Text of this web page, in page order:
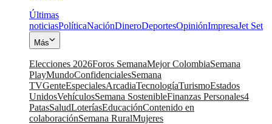
Últimas
noticiasPolíticaNaciónDineroDeportesOpiniónImpresaJet Set
Más
Elecciones 2026Foros SemanaMejor ColombiaSemana
PlayMundoConfidencialesSemana
TVGenteEspecialesArcadiaTecnologíaTurismoEstados
UnidosVehículosSemana SostenibleFinanzas Personales4
PatasSaludLoteríasEducaciónContenido en
colaboraciónSemana RuralMujeres